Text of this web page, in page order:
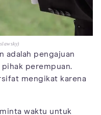
adalah pengajuan
pihak perempuan.
mengikat karena
waktu untuk